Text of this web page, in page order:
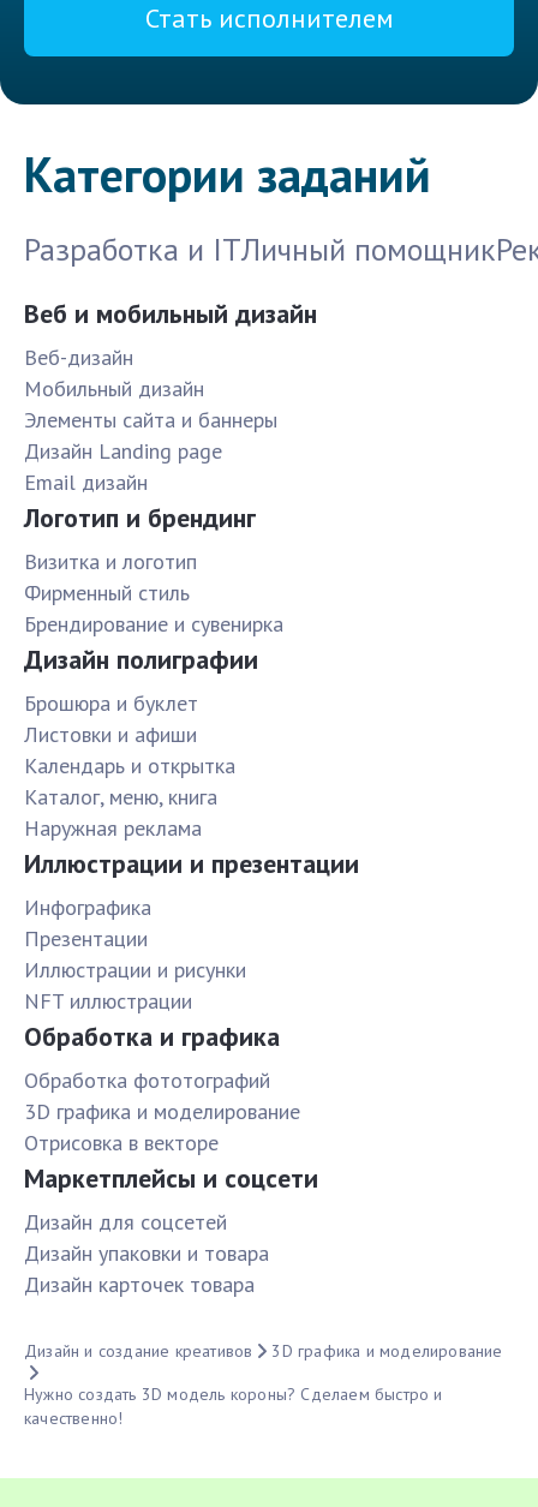
Стать исполнителем
Категории заданий
Разработка и ITЛичный помощник
Веб и мобильный дизайн
Веб-дизайн
Мобильный дизайн
Элементы сайта и баннеры
Дизайн Landing page
Email дизайн
Логотип и брендинг
Визитка и логотип
Фирменный стиль
Брендирование и сувенирка
Дизайн полиграфии
Брошюра и буклет
Листовки и афиши
Календарь и открытка
Каталог, меню, книга
Наружная реклама
Иллюстрации и презентации
Инфографика
Презентации
Иллюстрации и рисунки
NFT иллюстрации
Обработка и графика
Обработка фототографий
3D графика и моделирование
Отрисовка в векторе
Маркетплейсы и соцсети
Дизайн для соцсетей
Дизайн упаковки и товара
Дизайн карточек товара
Дизайн и создание креативов
3D графика и моделирование
Нужно создать 3D модель короны? Сделаем быстро и
качественно!